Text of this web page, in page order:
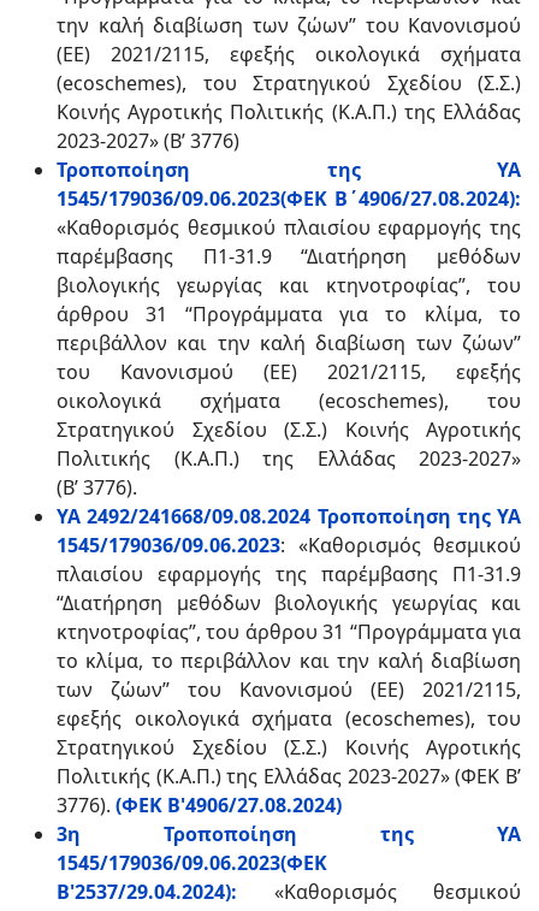
την καλή διαβίωση των ζώων” του Κανονισμού
(ΕΕ) 2021/2115, εφεξής οικολογικά σχήματα
(ecoschemes), του Στρατηγικού Σχεδίου (Σ.Σ.)
Κοινής Αγροτικής Πολιτικής (Κ.Α.Π.) της Ελλάδας
2023-2027» (Β’ 3776)
Τροποποίηση της ΥΑ
1545/179036/09.06.2023(ΦΕΚ Β΄4906/27.08.2024):
«Καθορισμός θεσμικού πλαισίου εφαρμογής της
παρέμβασης Π1-31.9 “Διατήρηση μεθόδων
βιολογικής γεωργίας και κτηνοτροφίας”, του
άρθρου 31 “Προγράμματα για το κλίμα, το
περιβάλλον και την καλή διαβίωση των ζώων”
του Κανονισμού (ΕΕ) 2021/2115, εφεξής
οικολογικά σχήματα (ecoschemes), του
Στρατηγικού Σχεδίου (Σ.Σ.) Κοινής Αγροτικής
Πολιτικής (Κ.Α.Π.) της Ελλάδας 2023-2027»
(Β’ 3776).
ΥΑ 2492/241668/09.08.2024 Τροποποίηση της ΥΑ
1545/179036/09.06.2023: «Καθορισμός θεσμικού
πλαισίου εφαρμογής της παρέμβασης Π1-31.9
“Διατήρηση μεθόδων βιολογικής γεωργίας και
κτηνοτροφίας”, του άρθρου 31 “Προγράμματα για
το κλίμα, το περιβάλλον και την καλή διαβίωση
των ζώων” του Κανονισμού (ΕΕ) 2021/2115,
εφεξής οικολογικά σχήματα (ecoschemes), του
Στρατηγικού Σχεδίου (Σ.Σ.) Κοινής Αγροτικής
Πολιτικής (Κ.Α.Π.) της Ελλάδας 2023-2027» (ΦΕΚ Β’
3776). (ΦΕΚ Β'4906/27.08.2024)
3η Τροποποίηση της ΥΑ
1545/179036/09.06.2023(ΦΕΚ
Β'2537/29.04.2024): «Καθορισμός θεσμικού